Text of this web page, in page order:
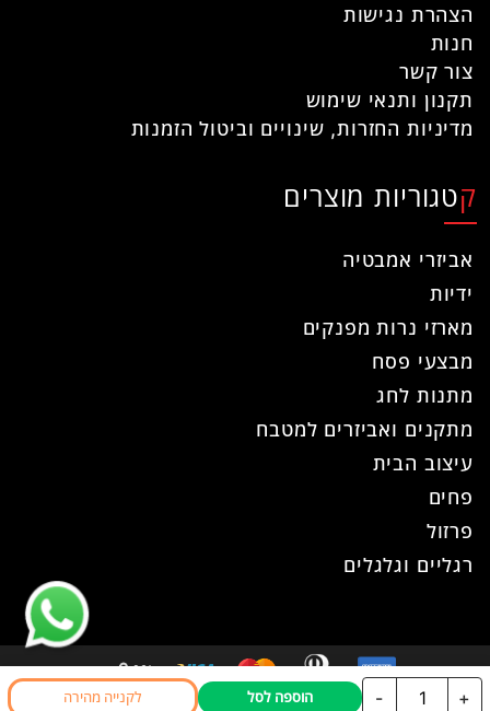
הצהרת נגישות
חנות
צור קשר
תקנון ותנאי שימוש
מדיניות החזרות, שינויים וביטול הזמנות
קטגוריות מוצרים
אביזרי אמבטיה
ידיות
מארזי נרות מפנקים
מבצעי פסח
מתנות לחג
מתקנים ואביזרים למטבח
עיצוב הבית
פחים
פרזול
רגליים וגלגלים
כל הזכויות שמורות ל- עוז פרזול © 2026 +
כמות
- הוספה לסל לקנייה מהירה